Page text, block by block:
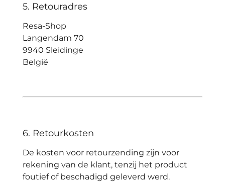
5. Retouradres
Resa-Shop
Langendam 70
9940 Sleidinge
België
6. Retourkosten
De kosten voor retourzending zijn voor
rekening van de klant, tenzij het product
foutief of beschadigd geleverd werd.